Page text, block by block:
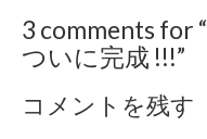
3 comments for “
ついに完成 !!!”
コメントを残す